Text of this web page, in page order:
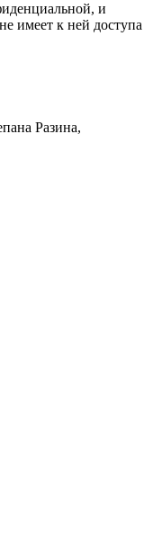
и
имеет к ней доступа
Разина,